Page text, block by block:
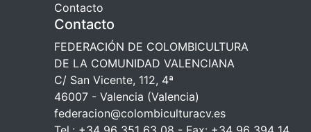
Contacto
Contacto
FEDERACIÓN DE COLOMBICULTURA
DE LA COMUNIDAD VALENCIANA
C/ San Vicente, 112, 4ª
46007 - Valencia (Valencia)
federacion@colombiculturacv.es